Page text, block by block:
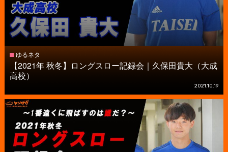
ゆるネタ
【2021年 秋冬】ロングスロー記録会｜久保田貴大（大成
高校）
2021.10.19